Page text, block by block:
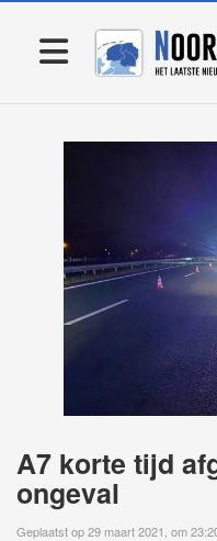
A7 korte tijd
ongeval
Geplaatst op 29 maart 2021, om